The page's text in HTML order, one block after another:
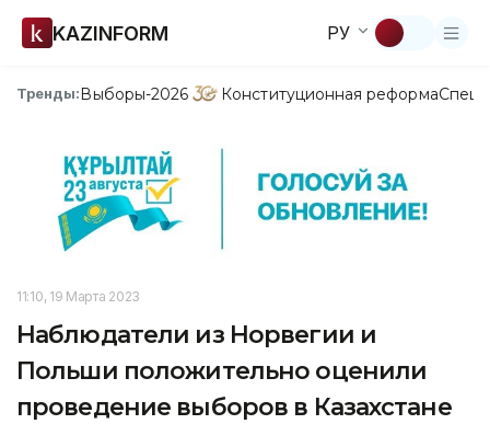
KAZINFORM РУ
Тренды:Выборы-2026 Конституционная реформа
11:10, 19 Марта 2023
Наблюдатели из Норвегии и
Польши положительно оценили
проведение выборов в Казахстане